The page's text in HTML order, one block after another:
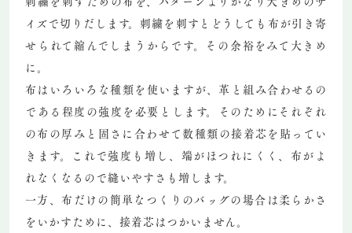
イズで切りだします。刺繍を刺すとどうしても布が引き寄
せられて縮んでしまうからです。その余裕をみて大きめ
に。
布はいろいろな種類を使いますが、革と組み合わせるの
である程度の強度を必要とします。そのためにそれぞれ
の布の厚みと固さに合わせて数種類の接着芯を貼ってい
きます。これで強度も増し、端がほつれにくく、布がよ
れなくなるので縫いやすさも増します。
一方、布だけの簡単なつくりのバッグの場合は柔らかさ
をいかすために、接着芯はつかいません。